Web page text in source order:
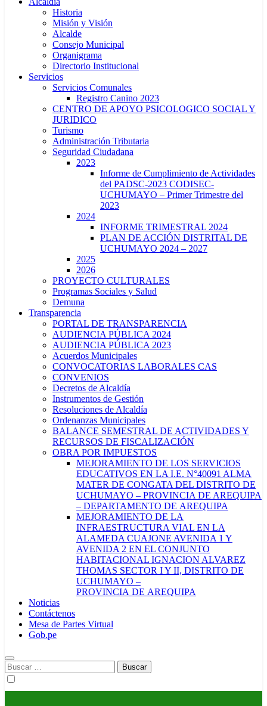
Historia
Misión y Visión
Alcalde
Consejo Municipal
Organigrama
Directorio Institucional
Servicios
Servicios Comunales
Registro Canino 2023
CENTRO DE APOYO PSICOLOGICO SOCIAL Y
JURIDICO
Turismo
Administración Tributaria
Seguridad Ciudadana
2023
Informe de Cumplimiento de Actividades
del PADSC-2023 CODISEC-
UCHUMAYO – Primer Trimestre del
2023
2024
INFORME TRIMESTRAL 2024
PLAN DE ACCIÓN DISTRITAL DE
UCHUMAYO 2024 – 2027
2025
2026
PROYECTO CULTURALES
Programas Sociales y Salud
Demuna
Transparencia
PORTAL DE TRANSPARENCIA
AUDIENCIA PÚBLICA 2024
AUDIENCIA PÚBLICA 2023
Acuerdos Municipales
CONVOCATORIAS LABORALES CAS
CONVENIOS
Decretos de Alcaldía
Instrumentos de Gestión
Resoluciones de Alcaldía
Ordenanzas Municipales
BALANCE SEMESTRAL DE ACTIVIDADES Y
RECURSOS DE FISCALIZACIÓN
OBRA POR IMPUESTOS
MEJORAMIENTO DE LOS SERVICIOS
EDUCATIVOS EN LA I.E. N°40091 ALMA
MATER DE CONGATA DEL DISTRITO DE
UCHUMAYO – PROVINCIA DE AREQUIPA
– DEPARTAMENTO DE AREQUIPA
MEJORAMIENTO DE LA
INFRAESTRUCTURA VIAL EN LA
ALAMEDA CUAJONE AVENIDA 1 Y
AVENIDA 2 EN EL CONJUNTO
HABITACIONAL IGNACION ALVAREZ
THOMAS SECTOR I Y II, DISTRITO DE
UCHUMAYO –
PROVINCIA DE AREQUIPA
Noticias
Contáctenos
Mesa de Partes Virtual
Gob.pe
Buscar: